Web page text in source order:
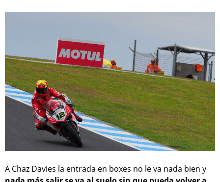
A Chaz Davies la entrada en boxes no le va nada bien y